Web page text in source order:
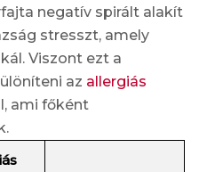
negatív spirált alakít
stresszt, amely
Viszont ezt a
az allergiás
ami főként